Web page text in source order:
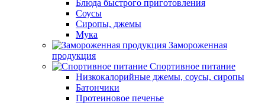
Блюда быстрого приготовления
Соусы
Сиропы, джемы
Мука
Замороженная
продукция
Спортивное питание
Низкокалорийные джемы, соусы, сиропы
Батончики
Протеиновое печенье